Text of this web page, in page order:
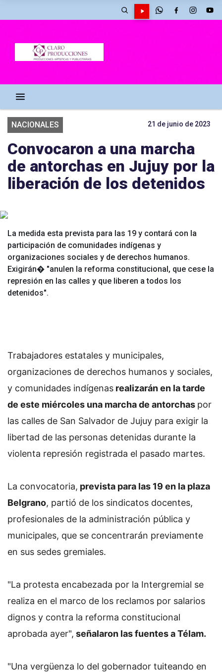
NACIONALES 21 de junio de 2023
Convocaron a una marcha
de antorchas en Jujuy por la
liberación de los detenidos
La medida esta prevista para las 19 y contará con la
participación de comunidades indígenas y
organizaciones sociales y de derechos humanos.
Exigirán� "anulen la reforma constitucional, que cese la
represión en las calles y que liberen a todos los
detenidos".
Trabajadores estatales y municipales,
organizaciones de derechos humanos y sociales,
y comunidades indígenas realizarán en la tarde
de este miércoles una marcha de antorchas por
las calles de San Salvador de Jujuy para exigir la
libertad de las personas detenidas durante la
violenta represión registrada el pasado martes.
La convocatoria, prevista para las 19 en la plaza
Belgrano, partió de los sindicatos docentes,
profesionales de la administración pública y
municipales, que se concentrarán previamente
en sus sedes gremiales.
"La protesta encabezada por la Intergremial se
realiza en el marco de los reclamos por salarios
dignos y contra la reforma constitucional
aprobada ayer", señalaron las fuentes a Télam.
"Una vergüenza lo del gobernador tuiteando en